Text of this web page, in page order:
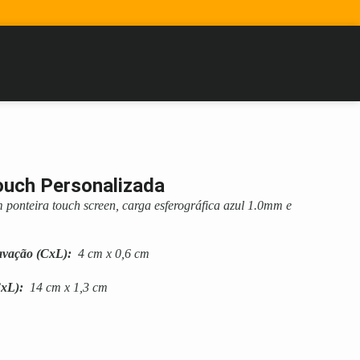
Personalizada
ponteira touch screen, carga esferográfica azul 1.0mm e
(CxL): 4 cm x 0,6 cm
14 cm x 1,3 cm